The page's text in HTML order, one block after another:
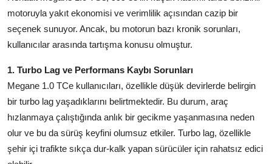
Aydınlatma & Görüş
Şanzıman & Aktarma
Dizel Sistemler
Multimedya & Elektronik
motoruyla yakıt ekonomisi ve verimlilik açısından cazip bir
seçenek sunuyor. Ancak, bu motorun bazı kronik sorunları,
kullanıcılar arasında tartışma konusu olmuştur.
1. Turbo Lag ve Performans Kaybı Sorunları
Megane 1.0 TCe kullanıcıları, özellikle düşük devirlerde belirgin
bir turbo lag yaşadıklarını belirtmektedir. Bu durum, araç
hızlanmaya çalıştığında anlık bir gecikme yaşanmasına neden
olur ve bu da sürüş keyfini olumsuz etkiler. Turbo lag, özellikle
şehir içi trafikte sıkça dur-kalk yapan sürücüler için rahatsız edici